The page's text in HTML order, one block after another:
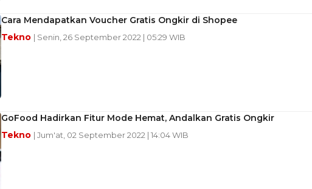
Cara Mendapatkan Voucher Gratis Ongkir di Shopee
Tekno | Senin, 26 September 2022 | 05:29 WIB
GoFood Hadirkan Fitur Mode Hemat, Andalkan Gratis Ongkir
Tekno | Jum'at, 02 September 2022 | 14:04 WIB